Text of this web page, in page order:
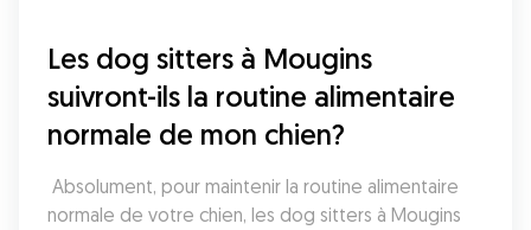
Les dog sitters à Mougins
suivront-ils la routine alimentaire
normale de mon chien?
normale de votre chien, les dog sitters à Mougins